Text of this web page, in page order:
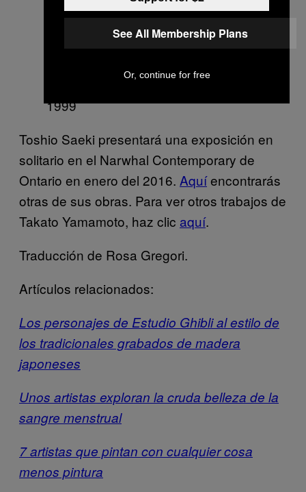
mansión encantada, 1990
Junji Ito, Uzumaki manga, 1998-
1999
Toshio Saeki presentará una exposición en
solitario en el Narwhal Contemporary de
Ontario en enero del 2016. Aquíencontrarás
otras de sus obras. Para ver otros trabajos de
Takato Yamamoto, haz clic aquí.
Traducción de Rosa Gregori.
Artículos relacionados:
Los personajes de Estudio Ghibli al estilo de
los tradicionales grabados de madera
japoneses
Unos artistas exploran la cruda belleza de la
sangre menstrual
7 artistas que pintan con cualquier cosa
menos pintura
See All Membership Plans
Or, continue for free